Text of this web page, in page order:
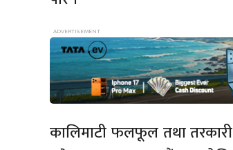
कालिमाटी फलफूल तथा